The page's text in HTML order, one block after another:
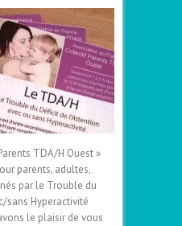
TDA/H Ouest »
parents, adultes,
par le Trouble du
sans Hyperactivité
le plaisir de vous